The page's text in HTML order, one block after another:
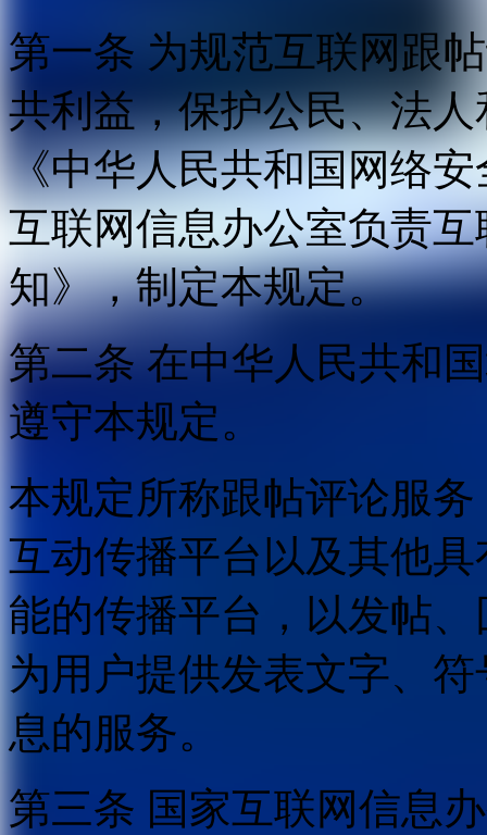
第一条 为规范互联网跟
共利益，保护公民、法
《中华人民共和国网络
互联网信息办公室负责
知》，制定本规定。
第二条 在中华人民共和
遵守本规定。
本规定所称跟帖评论服
互动传播平台以及其他
能的传播平台，以发帖
为用户提供发表文字、
息的服务。
第三条 国家互联网信息